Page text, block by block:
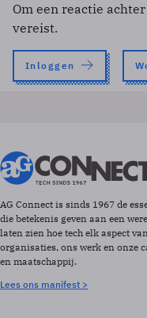
Om een reactie
vereist.
Inloggen
AG Connect is sinds 1967 de
die betekenis geven aan een
laten zien hoe tech elk aspect
organisaties, ons werk en onze
en maatschappij.
Lees ons manifest >